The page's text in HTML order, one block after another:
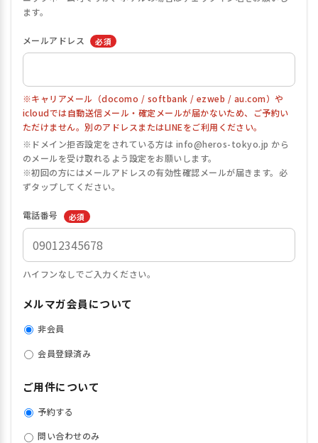
ます。
メールアドレス 必須
※キャリアメール（docomo / softbank / ezweb / au.com）や
icloudでは自動送信メール・確定メールが届かないため、ご予約い
ただけません。別のアドレスまたはLINEをご利用ください。
※ドメイン拒否設定をされている方は info@heros-tokyo.jp から
のメールを受け取れるよう設定をお願いします。
※初回の方にはメールアドレスの有効性確認メールが届きます。必
ずタップしてください。
電話番号 必須
ハイフンなしでご入力ください。
メルマガ会員について
非会員
会員登録済み
ご用件について
予約する
問い合わせのみ